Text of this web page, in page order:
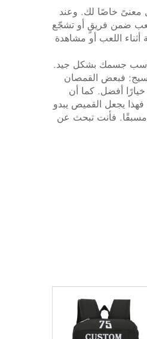
معنىً خاصًا لك. وعند
ضمن فريقٍ أو تشجّع
اللعب أو مشاهدة
جسمك بشكل جيد.
فبعض القمصان
أفضل. كما أن
يجعل القميص يبدو
مسبقًا. فأنت تبحث عن